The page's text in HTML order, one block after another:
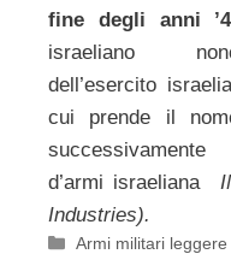
fine degli anni
israeliano
dell’esercito
cui prende il
d’armi israeliana
Industries).
Categorie
Armi militari leggere